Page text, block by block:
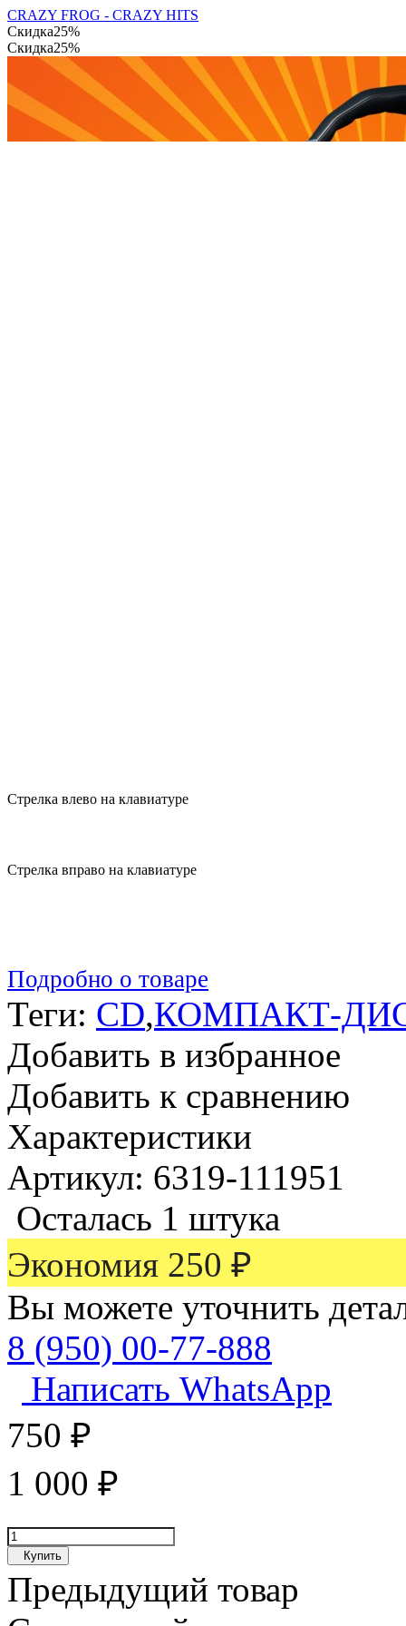
CRAZY FROG - CRAZY HITS
Скидка25%
Скидка25%
Стрелка влево на клавиатуре
Стрелка вправо на клавиатуре
Подробно о товаре
Теги: CD,КОМПАКТ-
Добавить в избранное
Добавить к сравнению
Характеристики
Артикул: 6319-111951
Осталась 1 штука
Экономия 250 ₽
Вы можете уточнить
8 (950) 00-77-888
Написать WhatsApp
750 ₽
1 000 ₽
Купить
Предыдущий товар